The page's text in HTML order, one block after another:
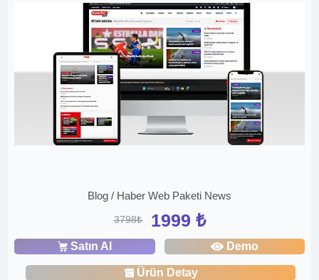
Blog / Haber Web Paketi News
3798₺ 1999 ₺
Satın Al Demo
Ürün Detay